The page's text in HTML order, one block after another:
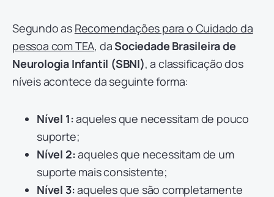
Segundo as Recomendações para o Cuidado da
pessoa com TEA, daSociedade Brasileira de
Neurologia Infantil (SBNI), a classificação dos
níveis acontece da seguinte forma:
Nível 1:aqueles que necessitam de pouco
suporte;
Nível 2:aqueles que necessitam de um
suporte mais consistente;
Nível 3:aqueles que são completamente